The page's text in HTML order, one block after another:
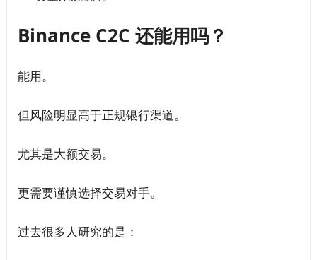
Binance C2C 还能用吗？
能用。
但风险明显高于正规银行渠道。
尤其是大额交易。
更需要谨慎选择交易对手。
过去很多人研究的是：